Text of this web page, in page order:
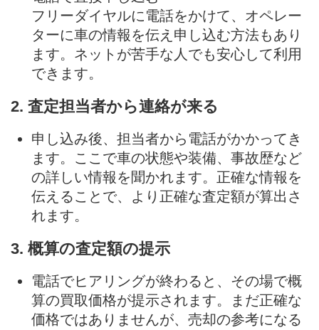
フリーダイヤルに電話をかけて、オペレー
ターに車の情報を伝え申し込む方法もあり
ます。ネットが苦手な人でも安心して利用
できます。
2. 査定担当者から連絡が来る
申し込み後、担当者から電話がかかってき
ます。ここで車の状態や装備、事故歴など
の詳しい情報を聞かれます。正確な情報を
伝えることで、より正確な査定額が算出さ
れます。
3. 概算の査定額の提示
電話でヒアリングが終わると、その場で概
算の買取価格が提示されます。まだ正確な
価格ではありませんが、売却の参考になる